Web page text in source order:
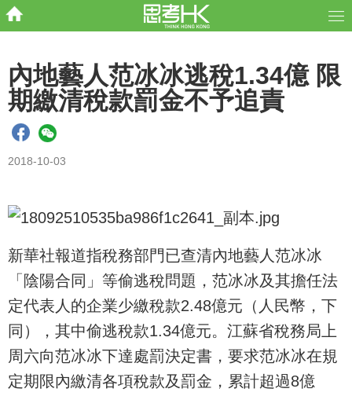
內地藝人范冰冰逃稅1.34億 限
期繳清稅款罰金不予追責
2018-10-03
新華社報道指稅務部門已查清內地藝人范冰冰
「陰陽合同」等偷逃稅問題，范冰冰及其擔任法
定代表人的企業少繳稅款2.48億元（人民幣，下
同），其中偷逃稅款1.34億元。江蘇省稅務局上
周六向范冰冰下達處罰決定書，要求范冰冰在規
定期限內繳清各項稅款及罰金，累計超過8億